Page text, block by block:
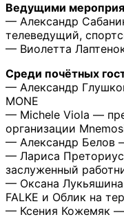
Ведущими
— Александр
телеведущий,
— Виолетта
Среди почётных
— Александр
MONE
— Michele Viola —
организации
— Александр Белов
— Лариса
заслуженный
— Оксана
FALKE и Облик на
— Ксения Кожемяк